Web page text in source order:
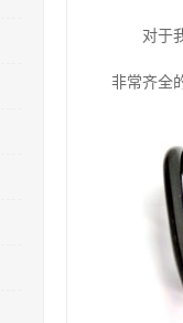
对于
非常齐全